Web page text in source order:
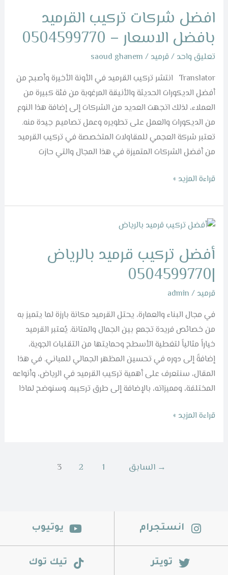
افضل شركات تركيب القرميد
بافضل الاسعار – 0504599770
تعليق واحد / قرميد /
saoud ghanem
Translator انتشر تركيب القرميد في الأونة الأخيرة وأصبح من
أفضل الديكورات الحديثة والأنيقة المرغوبة من فئة كبيرة من
العملاء، لذلك اتجهت العديد من الشركات إلى إضافة هذا النوع
من الديكورات والعمل على تطويره وعمل تصاميم جيدة منه.
تعتبر شركة العجمي للمقاولات المتخصصة في تركيب القرميد
من أفضل الشركات المتميزة في هذا المجال والتي حازت
تركيب
القرميد
بافضل
الاسعار
–
0504599770
قراءة المزيد »
أفضل تركيب قرميد بالرياض
|0504599770
قرميد /
admin
في مجال البناء والعمارة، يحتل القرميد مكانة بارزة لما يتميز به
من خصائص فريدة تجمع بين الجمال والمتانة. يُعتبر القرميد
خياراً مثالياً لتغطية الأسطح وحمايتها من التقلبات الجوية،
إضافةً إلى دوره في تحسين المظهر الجمالي للمباني. في هذا
المقال، سنتعرف على أهمية تركيب القرميد في الرياض، وأنواعه
المختلفة، ومميزاته، بالإضافة إلى طرق تركيبه. وسنوضح لماذا
أفضل
قرميد
بالرياض
|0504599770
قراءة المزيد »
→ السابق 1
2
3
انستجرام يوتيوب
تويتر تيك توك